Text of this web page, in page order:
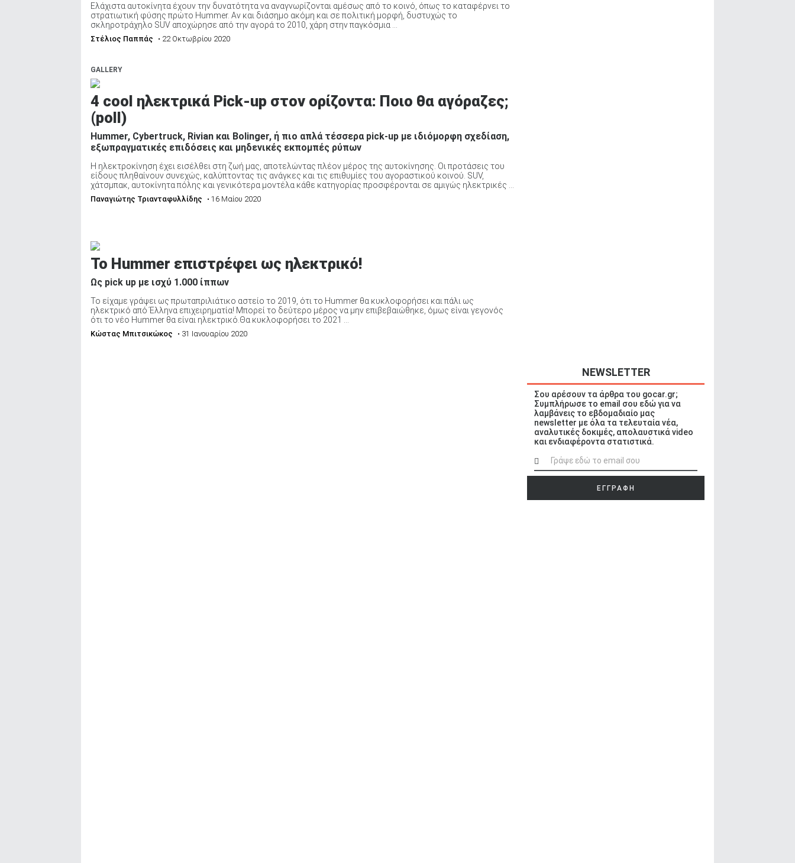
Ελάχιστα αυτοκίνητα έχουν την δυνατότητα να αναγνωρίζονται αμέσως από το κοινό, όπως το καταφέρνει το
στρατιωτική φύσης πρώτο Hummer. Αν και διάσημο ακόμη και σε πολιτική μορφή, δυστυχώς το
σκληροτράχηλο SUV αποχώρησε από την αγορά το 2010, χάρη στην παγκόσμια ...
Στέλιος Παππάς • 22 Οκτωβρίου 2020
GALLERY
4 cool ηλεκτρικά Pick-up στον ορίζοντα: Ποιο θα αγόραζες;
(poll)
Hummer, Cybertruck, Rivian και Bolinger, ή πιο απλά τέσσερα pick-up με ιδιόμορφη σχεδίαση,
εξωπραγματικές επιδόσεις και μηδενικές εκπομπές ρύπων
Η ηλεκτροκίνηση έχει εισέλθει στη ζωή μας, αποτελώντας πλέον μέρος της αυτοκίνησης. Οι προτάσεις του
είδους πληθαίνουν συνεχώς, καλύπτοντας τις ανάγκες και τις επιθυμίες του αγοραστικού κοινού. SUV,
χάτσμπακ, αυτοκίνητα πόλης και γενικότερα μοντέλα κάθε κατηγορίας προσφέρονται σε αμιγώς ηλεκτρικές ...
Παναγιώτης Τριανταφυλλίδης • 16 Μαίου 2020
Το Hummer επιστρέφει ως ηλεκτρικό!
Ως pick up με ισχύ 1.000 ίππων
Το είχαμε γράψει ως πρωταπριλιάτικο αστείο το 2019, ότι το Hummer θα κυκλοφορήσει και πάλι ως
ηλεκτρικό από Έλληνα επιχειρηματία! Μπορεί το δεύτερο μέρος να μην επιβεβαιώθηκε, όμως είναι γεγονός
ότι το νέο Hummer θα είναι ηλεκτρικό.Θα κυκλοφορήσει το 2021 ...
Κώστας Μπιτσικώκος • 31 Ιανουαρίου 2020
NEWSLETTER
Σου αρέσουν τα άρθρα του gocar.gr;
Συμπλήρωσε το email σου εδώ για να
λαμβάνεις το εβδομαδιαίο μας
newsletter με όλα τα τελευταία νέα,
αναλυτικές δοκιμές, απολαυστικά video
και ενδιαφέροντα στατιστικά.
ΕΓΓΡΑΦΗ